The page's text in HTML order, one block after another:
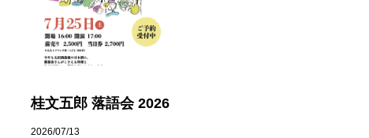
桂文五郎 落語会 2026
2026/07/13